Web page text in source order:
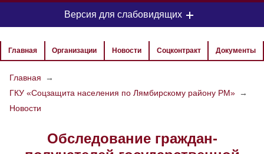
Версия для слабовидящих
ЦВЕТОВАЯ СХЕМА
РАЗМЕР ТЕКСТА
ИЗОБРАЖЕНИЯ
Главная Организации Новости Соцконтракт Документы
Главная
→
ГКУ «Соцзащита населения по Лямбирскому району РМ» →
Новости
Обследование граждан-